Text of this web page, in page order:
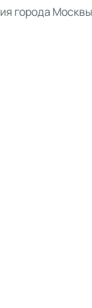
города Москвы